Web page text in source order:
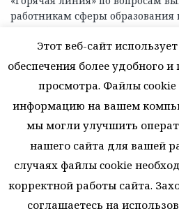
Этот веб-сайт
обеспечения более удобного
просмотра. Файлы
информацию на вашем
мы могли улучшить
нашего сайта для вашей
случаях файлы cookie
корректной работы сайта.
соглашаетесь на